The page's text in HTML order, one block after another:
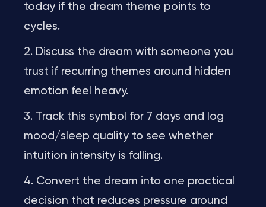
today if the dream theme points to
cycles.
Discuss the dream with someone you
trust if recurring themes around hidden
emotion feel heavy.
Track this symbol for 7 days and log
mood/sleep quality to see whether
intuition intensity is falling.
Convert the dream into one practical
decision that reduces pressure around